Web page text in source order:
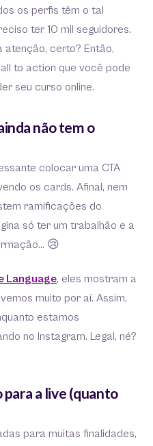
os perfis têm o tal
ter 10 mil seguidores.
atenção, certo? Então,
to action que você pode
seu curso online.
não tem o
colocar uma CTA
os cards. Afinal, nem
ramificações do
só ter um trabalhão e a
😢
Language, eles mostram a
muito por aí. Assim,
estamos
no Instagram. Legal, né?
a live (quanto
para muitas finalidades,